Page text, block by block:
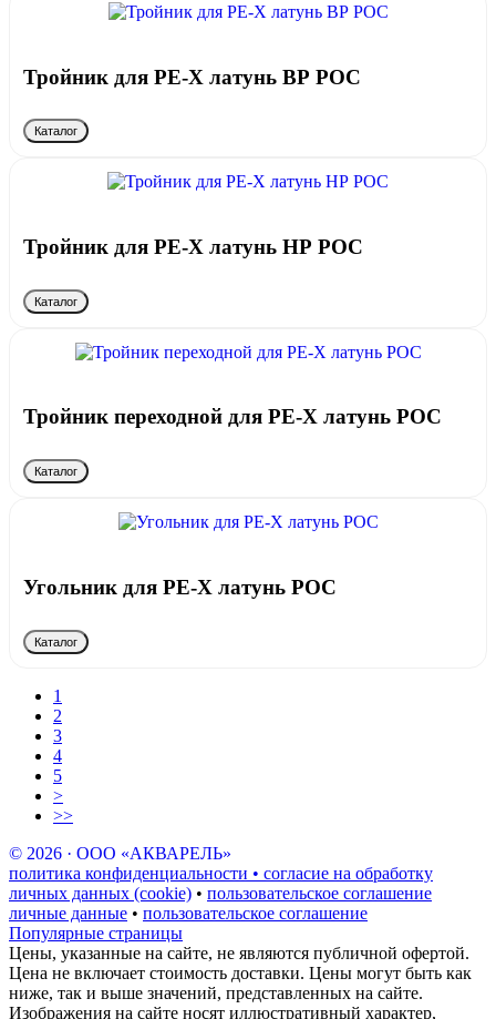
Тройник для PE-X латунь ВР РОС
Каталог
Тройник для PE-X латунь НР РОС
Каталог
Тройник переходной для PE-X латунь РОС
Каталог
Угольник для PE-X латунь РОС
Каталог
1
2
3
4
5
>
>>
© 2026 · ООО «АКВАРЕЛЬ»
политика конфиденциальности • согласие на обработку
личных данных (cookie) • пользовательское соглашение
личные данные • пользовательское соглашение
Популярные страницы
Цены, указанные на сайте, не являются публичной офертой.
Цена не включает стоимость доставки. Цены могут быть как
ниже, так и выше значений, представленных на сайте.
Изображения на сайте носят иллюстративный характер,